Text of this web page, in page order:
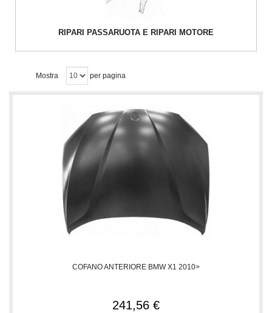
RIPARI PASSARUOTA E RIPARI MOTORE
Mostra per pagina
COFANO ANTERIORE BMW X1 2010>
241,56 €